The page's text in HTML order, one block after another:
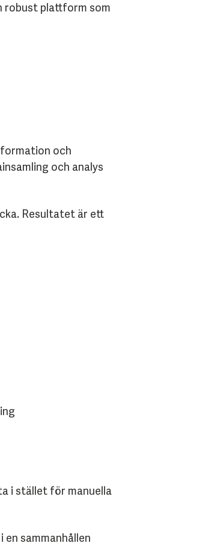
robust plattform som
och
och analys
Resultatet är ett
i stället för manuella
sammanhållen